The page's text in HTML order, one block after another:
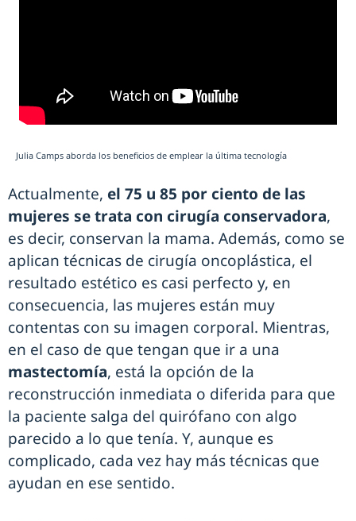
Julia Camps aborda los beneficios de emplear la última tecnología
Actualmente, el 75 u 85 por ciento de las
mujeres se trata con cirugía conservadora,
es decir, conservan la mama. Además, como se
aplican técnicas de cirugía oncoplástica, el
resultado estético es casi perfecto y, en
consecuencia, las mujeres están muy
contentas con su imagen corporal. Mientras,
en el caso de que tengan que ir a una
mastectomía, está la opción de la
reconstrucción inmediata o diferida para que
la paciente salga del quirófano con algo
parecido a lo que tenía. Y, aunque es
complicado, cada vez hay más técnicas que
ayudan en ese sentido.